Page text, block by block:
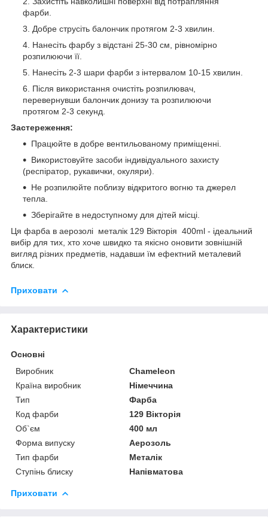
фарби.
Добре струсіть балончик протягом 2-3 хвилин.
Нанесіть фарбу з відстані 25-30 см, рівномірно
розпилюючи її.
Нанесіть 2-3 шари фарби з інтервалом 10-15 хвилин.
Після використання очистіть розпилювач,
перевернувши балончик донизу та розпилюючи
протягом 2-3 секунд.
Застереження:
Працюйте в добре вентильованому приміщенні.
Використовуйте засоби індивідуального захисту
(респіратор, рукавички, окуляри).
Не розпилюйте поблизу відкритого вогню та джерел
тепла.
Зберігайте в недоступному для дітей місці.
Ця фарба в аерозолі металік 129 Вікторія 400ml - ідеальний
вибір для тих, хто хоче швидко та якісно оновити зовнішній
вигляд різних предметів, надавши їм ефектний металевий
блиск.
Приховати
Характеристики
Основні
Виробник
Chameleon
Країна виробник
Німеччина
Тип
Фарба
Код фарби
129 Вікторія
Об`єм
400 мл
Форма випуску
Аерозоль
Тип фарби
Металік
Ступінь блиску
Напівматова
Приховати